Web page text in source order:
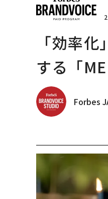
「効率
する「
Forbes